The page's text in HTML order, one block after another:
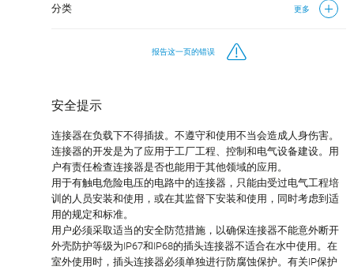
分类 更多
报告这一页的错误
安全提示
连接器在负载下不得插拔。不遵守和使用不当会造成人身伤害。
连接器的开发是为了应用于工厂工程、控制和电气设备建设。用
户有责任检查连接器是否也能用于其他领域的应用。
用于有触电危险电压的电路中的连接器，只能由受过电气工程培
训的人员安装和使用，或在其监督下安装和使用，同时考虑到适
用的规定和标准。
用户必须采取适当的安全防范措施，以确保连接器不能意外断开
外壳防护等级为IP67和IP68的插头连接器不适合在水中使用。在
室外使用时，插头连接器必须单独进行防腐蚀保护。有关IP保护